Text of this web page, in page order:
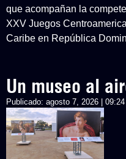
que acompañan la
XXV Juegos
Caribe en República
Un museo al
Publicado: agosto 7, 2026 | 09:24